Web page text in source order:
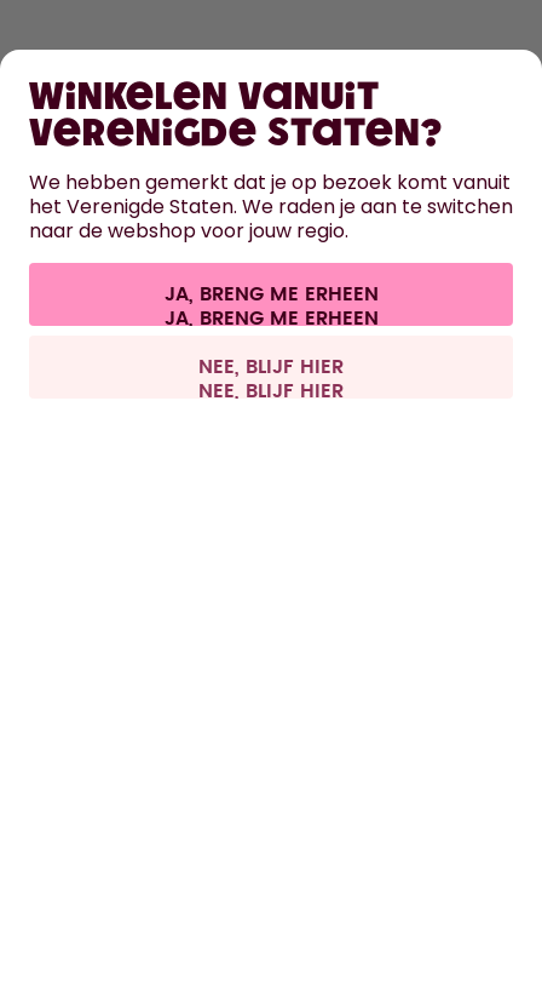
ONTDEK
HULP
CONTACT
Cookie-instellingen Algemene voorwaarden
Juridische informatie Overeenkomst herroepen
Alle prijzen zijn inclusief BTW en exclusief verzendkosten.
Winkelen vanuit
Verenigde Staten?
We hebben gemerkt dat je op bezoek komt vanuit
het Verenigde Staten. We raden je aan te switchen
naar de webshop voor jouw regio.
JA, BRENG ME ERHEEN
NEE, BLIJF HIER